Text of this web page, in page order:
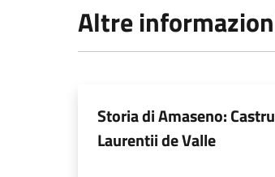
Altre
Storia di Amaseno:
Laurentii de Valle